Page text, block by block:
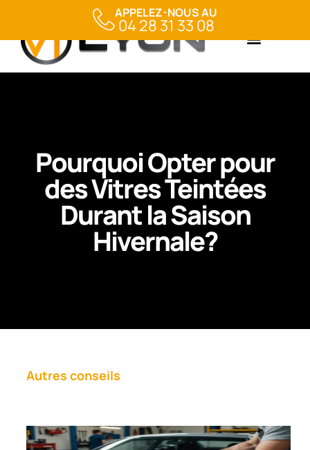
Pourquoi Opter pour
des Vitres Teintées
Durant la Saison
Hivernale?
Autres conseils
APPELEZ-NOUS AU
04 28 31 33 08